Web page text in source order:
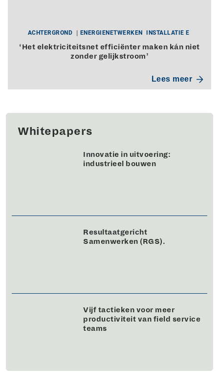
ACHTERGROND ENERGIENETWERKEN INSTALLATIE E
‘Het elektriciteitsnet efficiënter maken kán niet
zonder gelijkstroom’
Lees meer
Whitepapers
Innovatie in uitvoering:
industrieel bouwen
Resultaatgericht
Samenwerken (RGS).
Vijf tactieken voor meer
productiviteit van field service
teams